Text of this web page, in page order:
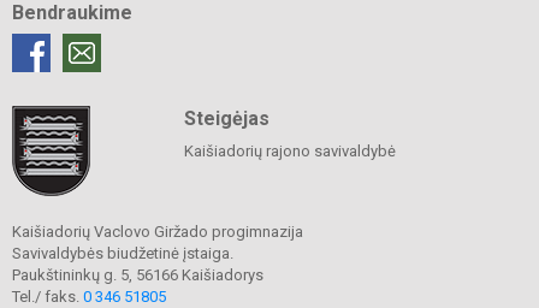
Bendraukime
Steigėjas
Kaišiadorių rajono savivaldybė
Kaišiadorių Vaclovo Giržado progimnazija
Savivaldybės biudžetinė įstaiga.
Paukštininkų g. 5, 56166 Kaišiadorys
Tel./ faks. 0 346 51805